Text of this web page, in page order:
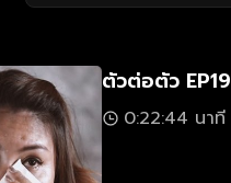
ตัวต่อตัว EP19
0:22:44 นาที